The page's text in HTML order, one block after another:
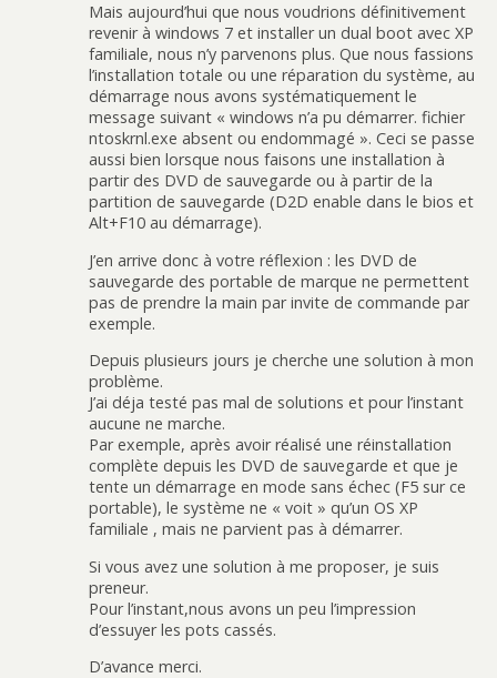
Mais aujourd’hui que nous voudrions définitivement
revenir à windows 7 et installer un dual boot avec XP
familiale, nous n’y parvenons plus. Que nous fassions
l’installation totale ou une réparation du système, au
démarrage nous avons systématiquement le
message suivant « windows n’a pu démarrer. fichier
ntoskrnl.exe absent ou endommagé ». Ceci se passe
aussi bien lorsque nous faisons une installation à
partir des DVD de sauvegarde ou à partir de la
partition de sauvegarde (D2D enable dans le bios et
Alt+F10 au démarrage).
J’en arrive donc à votre réflexion : les DVD de
sauvegarde des portable de marque ne permettent
pas de prendre la main par invite de commande par
exemple.
Depuis plusieurs jours je cherche une solution à mon
problème.
J’ai déja testé pas mal de solutions et pour l’instant
aucune ne marche.
Par exemple, après avoir réalisé une réinstallation
complète depuis les DVD de sauvegarde et que je
tente un démarrage en mode sans échec (F5 sur ce
portable), le système ne « voit » qu’un OS XP
familiale , mais ne parvient pas à démarrer.
Si vous avez une solution à me proposer, je suis
preneur.
Pour l’instant,nous avons un peu l’impression
d’essuyer les pots cassés.
D’avance merci.